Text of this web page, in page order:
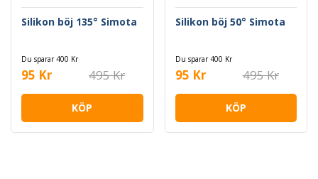
Silikon böj 135° Simota
Du sparar 400 Kr
95 Kr 495 Kr
KÖP
Silikon böj 50° Simota
Du sparar 400 Kr
95 Kr 495 Kr
KÖP